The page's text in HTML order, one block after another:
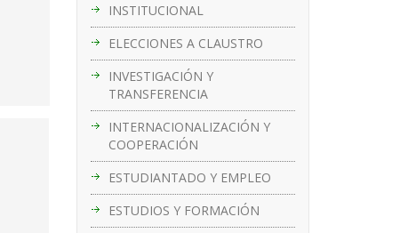
INSTITUCIONAL
ELECCIONES A CLAUSTRO
INVESTIGACIÓN Y
TRANSFERENCIA
INTERNACIONALIZACIÓN Y
COOPERACIÓN
ESTUDIANTADO Y EMPLEO
ESTUDIOS Y FORMACIÓN